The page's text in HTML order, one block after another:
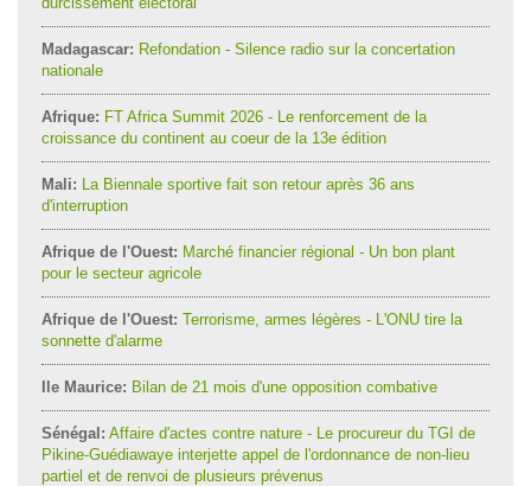
Madagascar: Refondation - Silence radio sur la concertation
nationale
Afrique: FT Africa Summit 2026 - Le renforcement de la
croissance du continent au coeur de la 13e édition
Mali: La Biennale sportive fait son retour après 36 ans
d'interruption
Afrique de l'Ouest: Marché financier régional - Un bon plant
pour le secteur agricole
Afrique de l'Ouest: Terrorisme, armes légères - L'ONU tire la
sonnette d'alarme
Ile Maurice: Bilan de 21 mois d'une opposition combative
Sénégal: Affaire d'actes contre nature - Le procureur du TGI de
Pikine-Guédiawaye interjette appel de l'ordonnance de non-lieu
partiel et de renvoi de plusieurs prévenus